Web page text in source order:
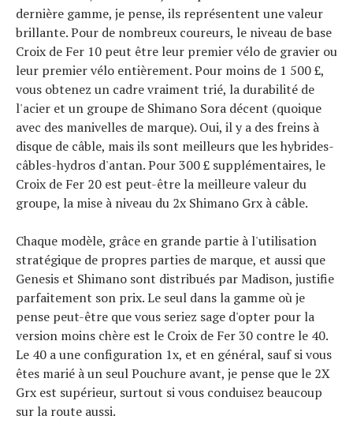
dernière gamme, je pense, ils représentent une valeur
brillante. Pour de nombreux coureurs, le niveau de base
Croix de Fer 10 peut être leur premier vélo de gravier ou
leur premier vélo entièrement. Pour moins de 1 500 £,
vous obtenez un cadre vraiment trié, la durabilité de
l'acier et un groupe de Shimano Sora décent (quoique
avec des manivelles de marque). Oui, il y a des freins à
disque de câble, mais ils sont meilleurs que les hybrides-
câbles-hydros d'antan. Pour 300 £ supplémentaires, le
Croix de Fer 20 est peut-être la meilleure valeur du
groupe, la mise à niveau du 2x Shimano Grx à câble.
Chaque modèle, grâce en grande partie à l'utilisation
stratégique de propres parties de marque, et aussi que
Genesis et Shimano sont distribués par Madison, justifie
parfaitement son prix. Le seul dans la gamme où je
pense peut-être que vous seriez sage d'opter pour la
version moins chère est le Croix de Fer 30 contre le 40.
Le 40 a une configuration 1x, et en général, sauf si vous
êtes marié à un seul Pouchure avant, je pense que le 2X
Grx est supérieur, surtout si vous conduisez beaucoup
sur la route aussi.